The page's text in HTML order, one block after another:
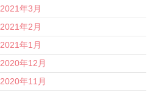
2021年3月
2021年2月
2021年1月
2020年12月
2020年11月